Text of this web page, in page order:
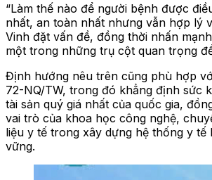
“Làm thế nào để người bệnh được
nhất, an toàn nhất nhưng vẫn hợp lý
Vinh đặt vấn đề, đồng thời nhấn
một trong những trụ cột quan trọng
Định hướng nêu trên cũng phù hợp
72-NQ/TW, trong đó khẳng định sức
tài sản quý giá nhất của quốc gia,
vai trò của khoa học công nghệ,
liệu y tế trong xây dựng hệ thống y tế
vững.